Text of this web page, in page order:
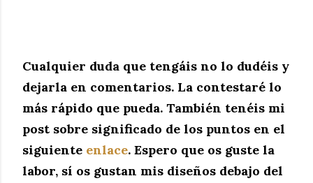
Cualquier duda que tengáis no lo dudéis y
dejarla en comentarios. La contestaré lo
más rápido que pueda. También tenéis mi
post sobre significado de los puntos en el
siguiente enlace. Espero que os guste la
labor, sí os gustan mis diseños debajo del